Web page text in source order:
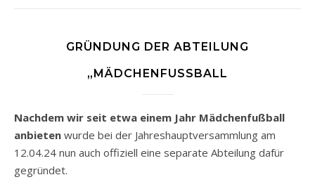
GRÜNDUNG DER ABTEILUNG
„MÄDCHENFUSSBALL
Nachdem wir seit etwa einem Jahr Mädchenfußball
anbieten wurde bei der Jahreshauptversammlung am
12.04.24 nun auch offiziell eine separate Abteilung dafür
gegründet.